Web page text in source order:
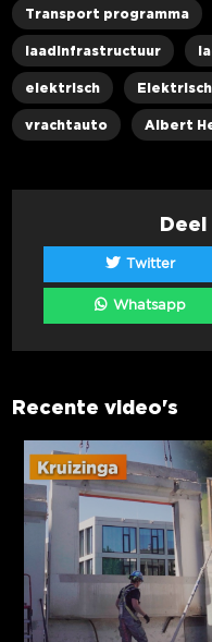
Transport programma
laadinfrastructuur
elektrisch
vrachtauto Albert
Twitter
Whatsapp
Recente video's